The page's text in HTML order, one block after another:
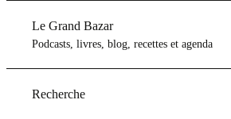
Le Grand Bazar
Podcasts, livres, blog, recettes et agenda
Recherche